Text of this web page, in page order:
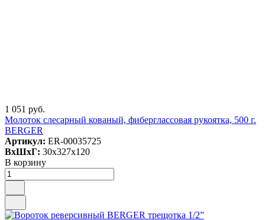
1 051 руб.
Молоток слесарный кованый, фиберглассовая рукоятка, 500 г.
BERGER
Артикул: ER-00035725
ВxШxГ: 30x327x120
В корзину